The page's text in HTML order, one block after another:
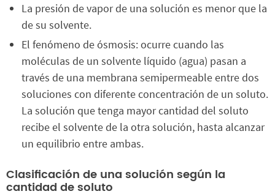
La presión de vapor de una solución es menor que la
de su solvente.
El fenómeno de ósmosis: ocurre cuando las
moléculas de un solvente líquido (agua) pasan a
través de una membrana semipermeable entre dos
soluciones con diferente concentración de un soluto.
La solución que tenga mayor cantidad del soluto
recibe el solvente de la otra solución, hasta alcanzar
un equilibrio entre ambas.
Clasificación de una solución según la
cantidad de soluto